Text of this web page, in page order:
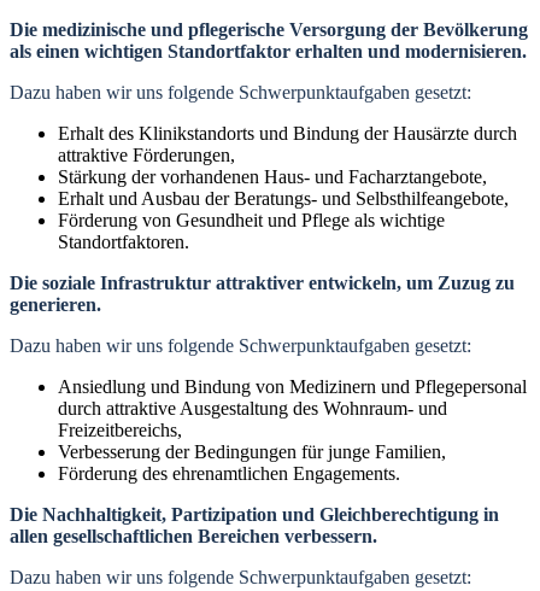
Die medizinische und pflegerische Versorgung der Bevölkerung
als einen wichtigen Standortfaktor erhalten und modernisieren.
Dazu haben wir uns folgende Schwerpunktaufgaben gesetzt:
Erhalt des Klinikstandorts und Bindung der Hausärzte durch
attraktive Förderungen,
Stärkung der vorhandenen Haus- und Facharztangebote,
Erhalt und Ausbau der Beratungs- und Selbsthilfeangebote,
Förderung von Gesundheit und Pflege als wichtige
Standortfaktoren.
Die soziale Infrastruktur attraktiver entwickeln, um Zuzug zu
generieren.
Dazu haben wir uns folgende Schwerpunktaufgaben gesetzt:
Ansiedlung und Bindung von Medizinern und Pflegepersonal
durch attraktive Ausgestaltung des Wohnraum- und
Freizeitbereichs,
Verbesserung der Bedingungen für junge Familien,
Förderung des ehrenamtlichen Engagements.
Die Nachhaltigkeit, Partizipation und Gleichberechtigung in
allen gesellschaftlichen Bereichen verbessern.
Dazu haben wir uns folgende Schwerpunktaufgaben gesetzt: